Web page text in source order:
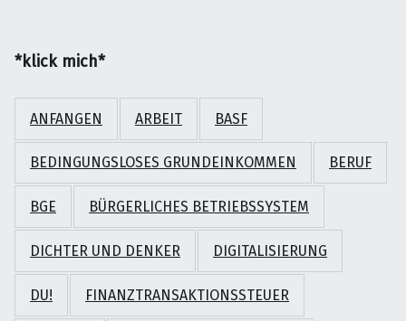
*klick mich*
ANFANGEN ARBEIT BASF
BEDINGUNGSLOSES GRUNDEINKOMMEN BERUF
BGE BÜRGERLICHES BETRIEBSSYSTEM
DICHTER UND DENKER DIGITALISIERUNG
DU! FINANZTRANSAKTIONSSTEUER